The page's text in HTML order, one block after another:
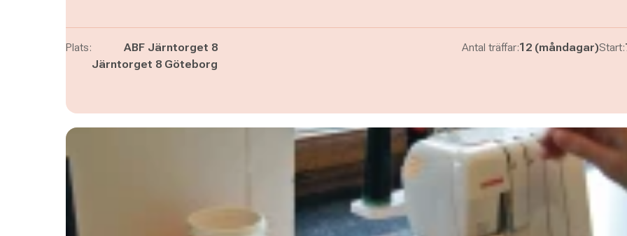
Plats:
ABF Järntorget 8
Järntorget 8 Göteborg
Antal träffar:12 (måndagar)Start: